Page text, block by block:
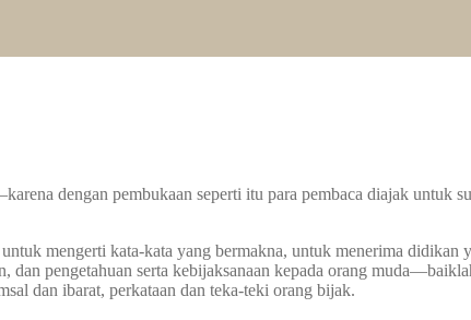
dengan pembukaan seperti itu para pembaca diajak untuk
mengerti kata-kata yang bermakna, untuk menerima didikan
dan pengetahuan serta kebijaksanaan kepada orang
dan ibarat, perkataan dan teka-teki orang bijak.